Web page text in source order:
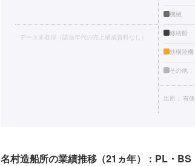
データ未取得（該当年代の売上構成資料なし）
機械
修繕船
鉄構陸機
その他
出所： 有
名村造船所の業績推移（21ヵ年）：PL・BS